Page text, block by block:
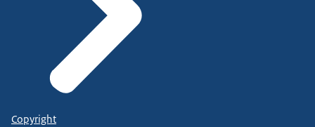
Copyright